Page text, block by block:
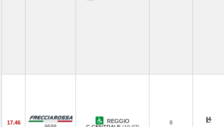
17.46
REGGIO
8